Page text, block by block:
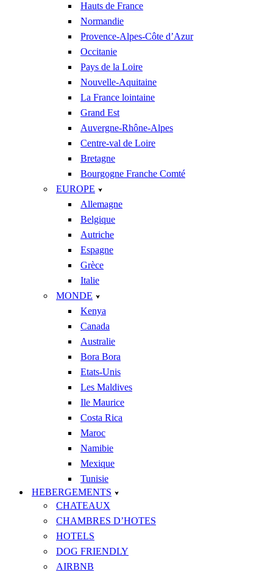
Hauts de France
Normandie
Provence-Alpes-Côte d’Azur
Occitanie
Pays de la Loire
Nouvelle-Aquitaine
La France lointaine
Grand Est
Auvergne-Rhône-Alpes
Centre-val de Loire
Bretagne
Bourgogne Franche Comté
EUROPE
Allemagne
Belgique
Autriche
Espagne
Grèce
Italie
MONDE
Kenya
Canada
Australie
Bora Bora
Etats-Unis
Les Maldives
Ile Maurice
Costa Rica
Maroc
Namibie
Mexique
Tunisie
HEBERGEMENTS
CHATEAUX
CHAMBRES D’HOTES
HOTELS
DOG FRIENDLY
AIRBNB